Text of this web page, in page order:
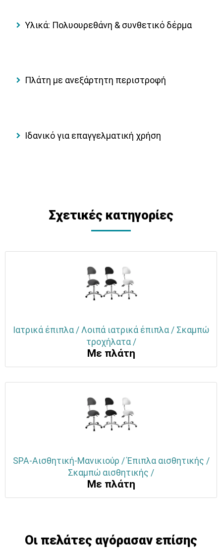
Υλικά: Πολυουρεθάνη & συνθετικό δέρμα
Πλάτη με ανεξάρτητη περιστροφή
Ιδανικό για επαγγελματική χρήση
Σχετικές κατηγορίες
Ιατρικά έπιπλα / Λοιπά ιατρικά έπιπλα / Σκαμπώ
τροχήλατα /
Με πλάτη
SPA-Αισθητική-Μανικιούρ / Έπιπλα αισθητικής /
Σκαμπώ αισθητικής /
Με πλάτη
Οι πελάτες αγόρασαν επίσης